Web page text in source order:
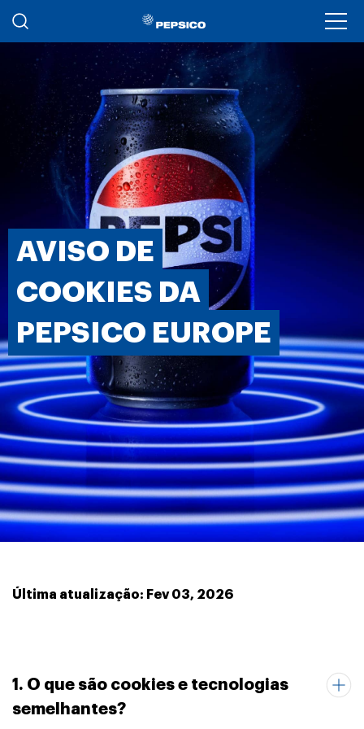
Passar para o conteúdo principal
AVISO DE
COOKIES DA
PEPSICO EUROPE
Última atualização: Fev 03, 2026
1. O que são cookies e tecnologias
semelhantes?